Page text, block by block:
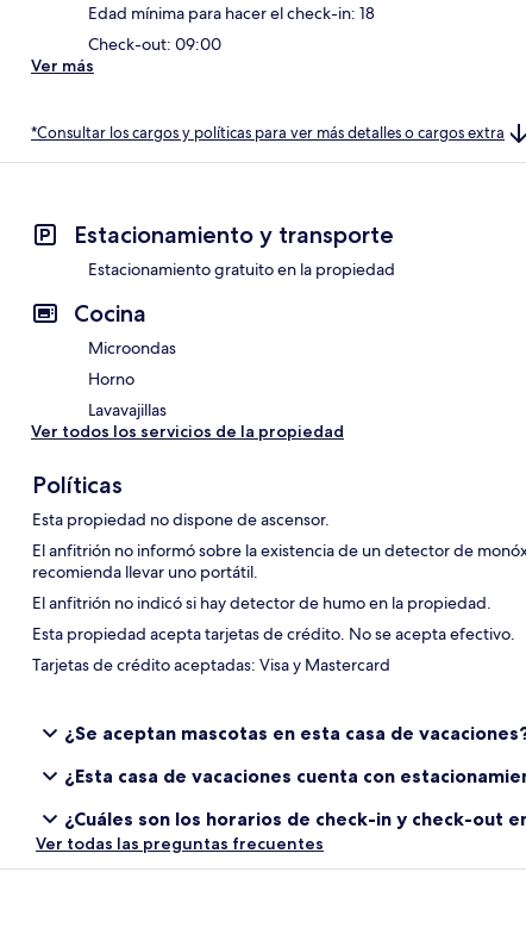
Edad mínima para hacer el check-in: 18
Check-out: 09:00
Ver más
*Consultar los cargos y políticas para ver más detalles o cargos extra
Estacionamiento y transporte
Estacionamiento gratuito en la propiedad
Cocina
Microondas
Horno
Lavavajillas
Ver todos los servicios de la propiedad
Políticas
Esta propiedad no dispone de ascensor.
El anfitrión no informó sobre la existencia de un detector de
recomienda llevar uno portátil.
El anfitrión no indicó si hay detector de humo en la propiedad.
Esta propiedad acepta tarjetas de crédito. No se acepta efectivo.
Tarjetas de crédito aceptadas: Visa y Mastercard
¿Se aceptan mascotas en esta casa de
¿Esta casa de vacaciones cuenta con
¿Cuáles son los horarios de check-in y check-out
Ver todas las preguntas frecuentes